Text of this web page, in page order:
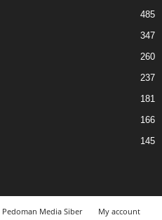
485
347
260
237
181
166
145
Pedoman Media Siber My account